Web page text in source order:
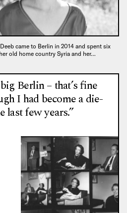
came to Berlin in 2014 and spent six
old home country Syria and her…
Berlin – that’s fine
I had become a die-
last few years.”